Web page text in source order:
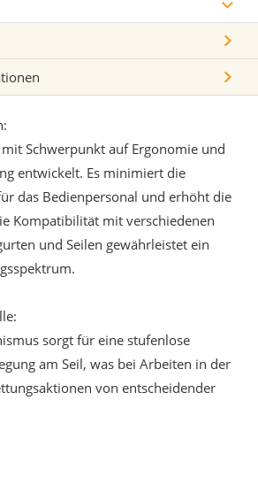
Schwerpunkt auf Ergonomie und
entwickelt. Es minimiert die
das Bedienpersonal und erhöht die
Kompatibilität mit verschiedenen
und Seilen gewährleistet ein
sorgt für eine stufenlose
am Seil, was bei Arbeiten in der
von entscheidender